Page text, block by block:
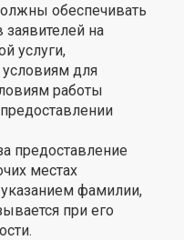
обеспечивать
на
услуги,
для
работы
предоставление
местах
фамилии,
при его